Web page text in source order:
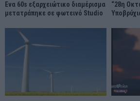
Ένα 60s εξαρχειώτικο διαμέρισμα
μετατράπηκε σε φωτεινό Studio
“28η